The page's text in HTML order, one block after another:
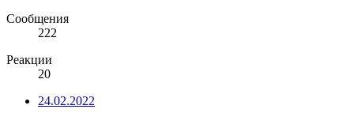
Сообщения
222
Реакции
20
24.02.2022